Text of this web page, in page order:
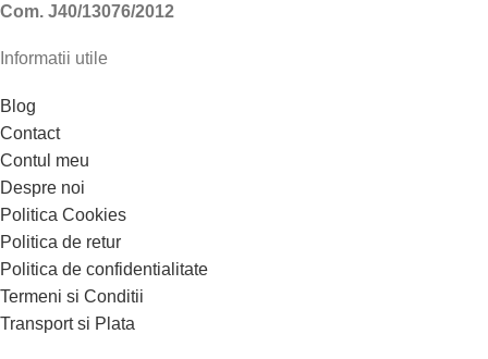
Com. J40/13076/2012
Informatii utile
Blog
Contact
Contul meu
Despre noi
Politica Cookies
Politica de retur
Politica de confidentialitate
Termeni si Conditii
Transport si Plata